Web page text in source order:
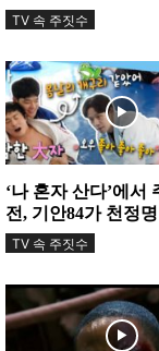
TV 속 주짓수
‘나 혼자 산다’에서
전, 기안84가 천정
서 땀을 흘렸다
TV 속 주짓수